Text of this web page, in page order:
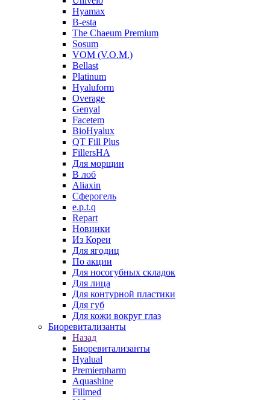
Hyamax
B-esta
The Chaeum Premium
Sosum
VOM (V.O.M.)
Bellast
Platinum
Hyaluform
Overage
Genyal
Facetem
BioHyalux
QT Fill Plus
FillersHA
Для морщин
В лоб
Aliaxin
Сферогель
e.p.t.q
Repart
Новинки
Из Кореи
Для ягодиц
По акции
Для носогубных складок
Для лица
Для контурной пластики
Для губ
Для кожи вокруг глаз
Биоревитализанты
Назад
Биоревитализанты
Hyalual
Premierpharm
Aquashine
Fillmed